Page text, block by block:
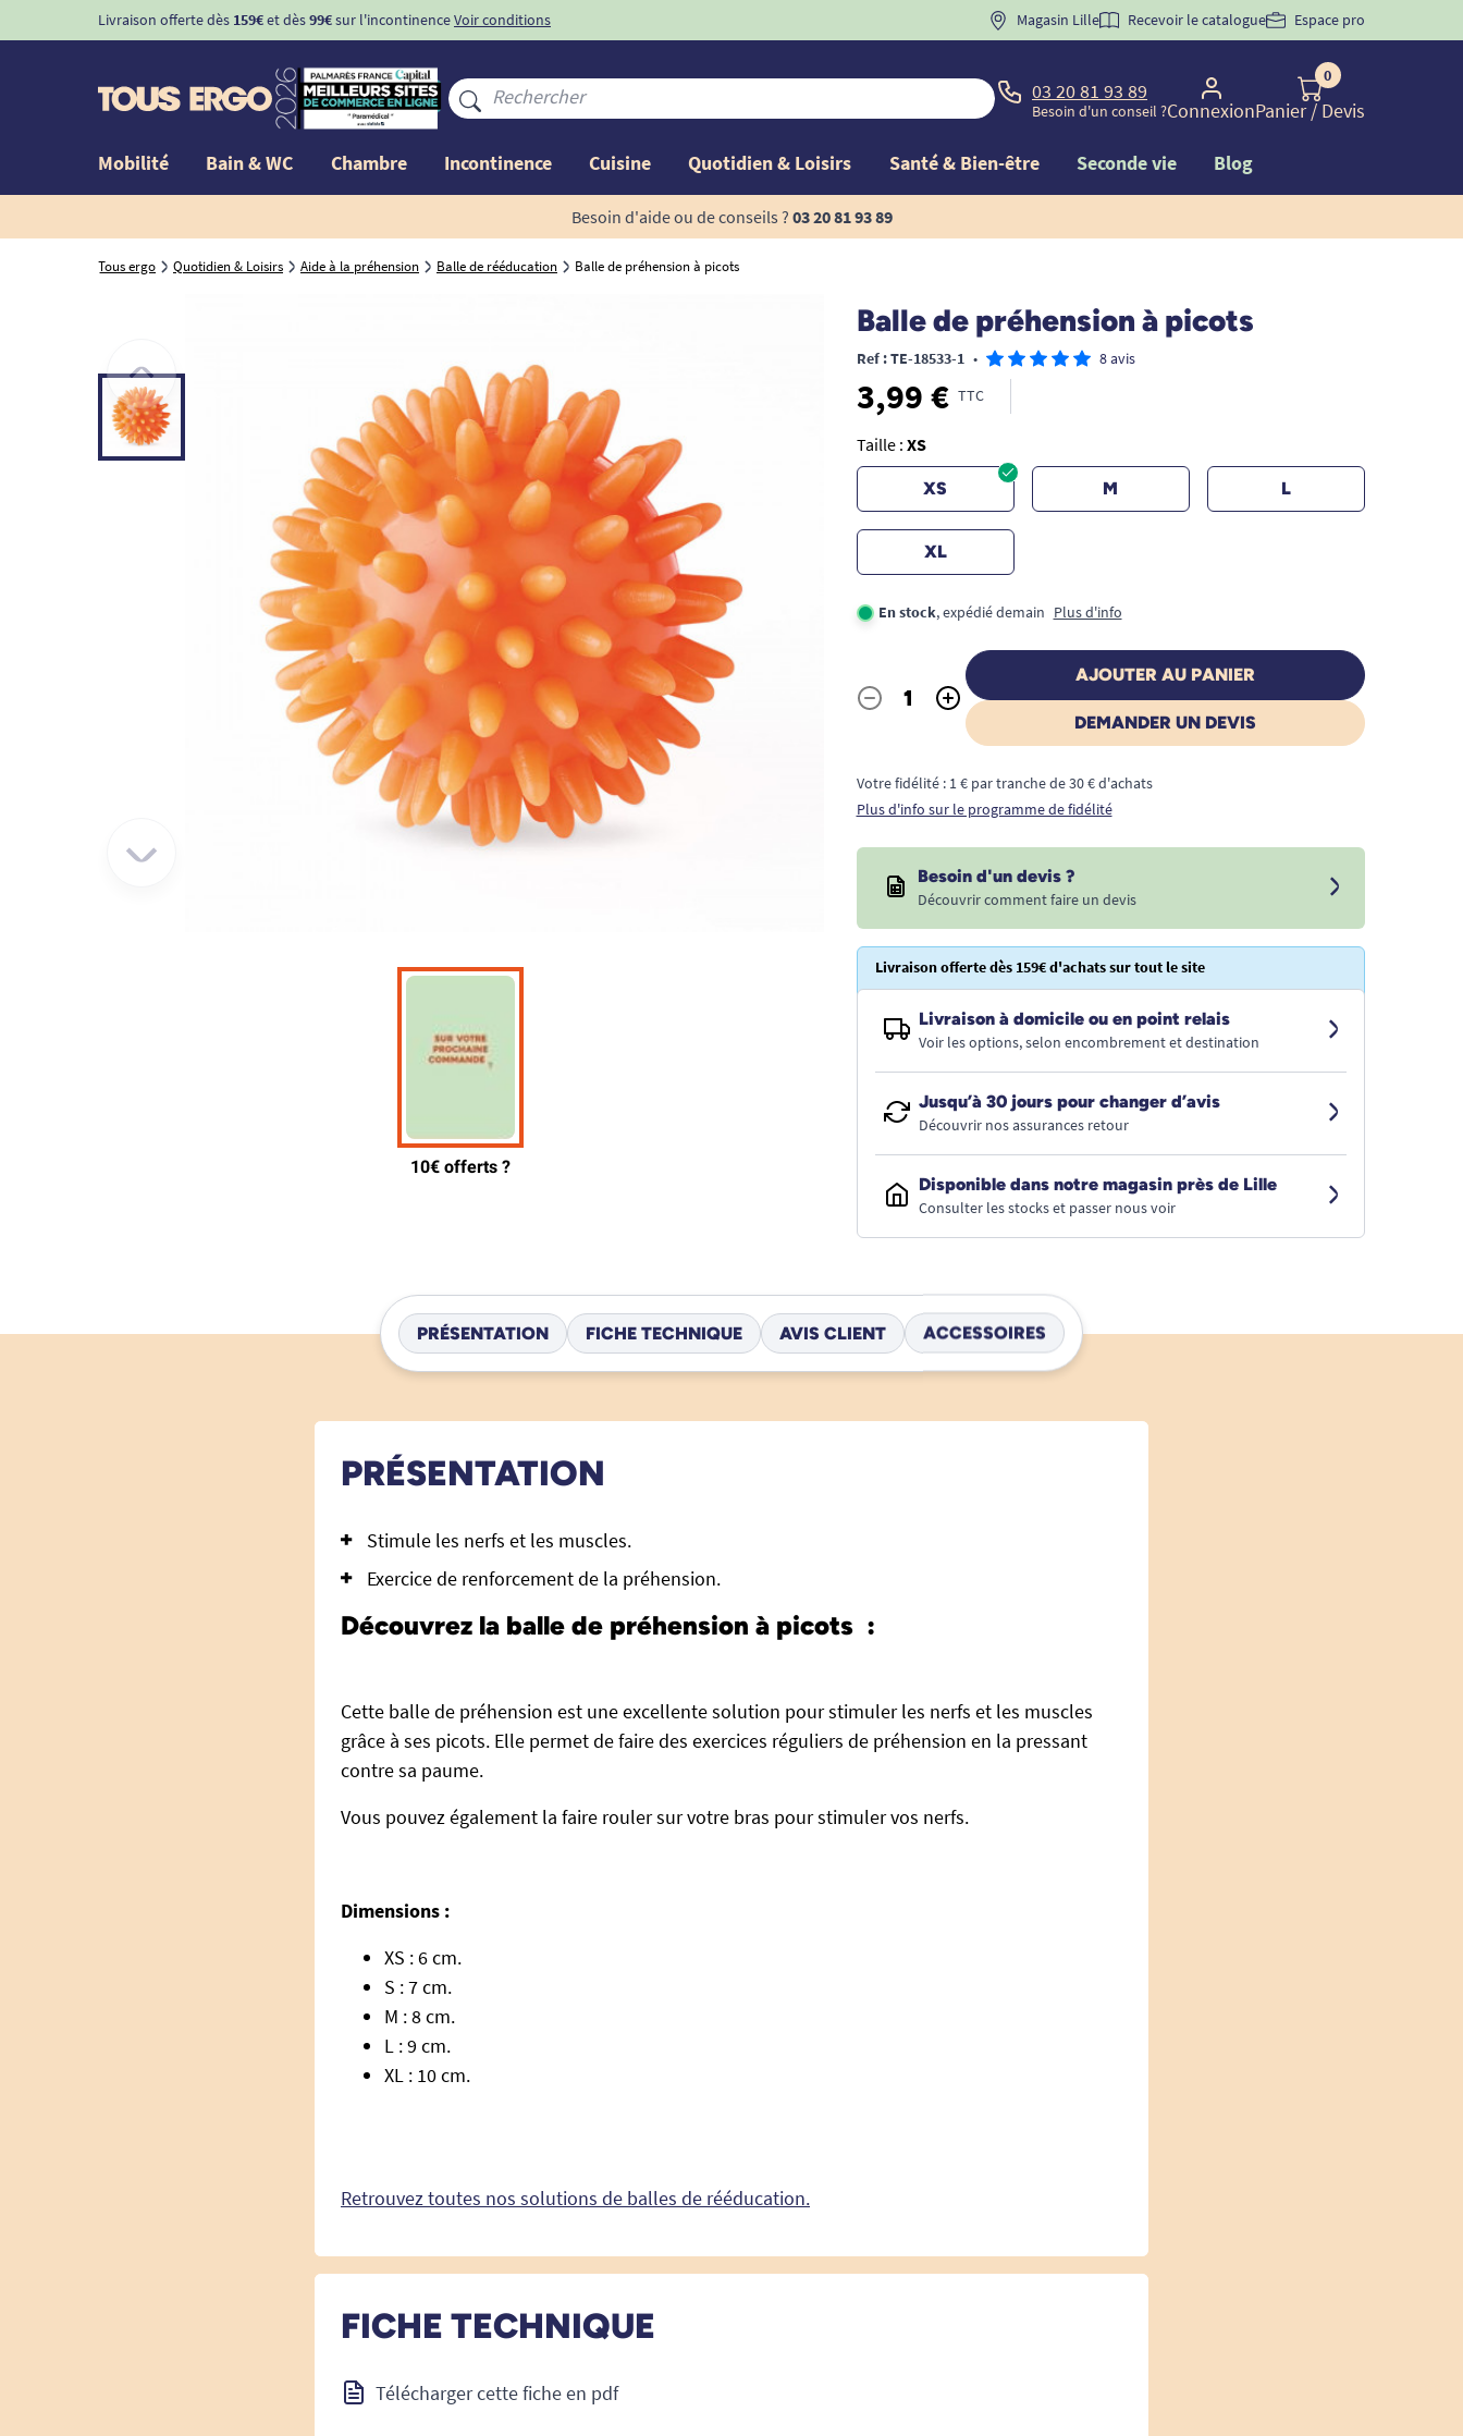
Livraison offerte dès 159€et dès99€sur l'incontinenceVoir conditions BIENVENUE" pourla 1ère commande d'incontinence
Magasin Lille Recevoir le catalogue Espace pro
03 20 81 93 89
Besoin d'un conseil ?Connexion
0
Panier/ Devis
Mobilité Bain & WC Chambre Incontinence Cuisine Quotidien & Loisirs Santé & Bien-être Seconde vie Blog
Besoin d'aide ou de conseils ? 03 20 81 93 89
Tous ergo Quotidien & Loisirs Aide à la préhension Balle de rééducation Balle de préhension à picots
Balle de préhension à picots
Ref : TE-18533-1 • 8 avis
3,99 € TTC
Taille : XS
XS M L
XL
En stock, expédié demain Plus d'info
Quantité
- +
AJOUTER AU PANIER
DEMANDER UN DEVIS
Votre fidélité : 1 € par tranche de 30 € d'achats
Plus d'info sur le programme de fidélité
Besoin d'un devis ?
Découvrir comment faire un devis
Livraison offerte dès 159€ d'achats sur tout le site
Livraison à domicile ou en point relais
Voir les options, selon encombrement et destination
Jusqu’à 30 jours pour changer d’avis
Découvrir nos assurances retour
Disponible dans notre magasin près de Lille
Consulter les stocks et passer nous voir
PRÉSENTATION FICHE TECHNIQUE AVIS CLIENT ACCESSOIRES
PRÉSENTATION
Stimule les nerfs et les muscles.
Exercice de renforcement de la préhension.
Découvrez la balle de préhension à picots :
Cette balle de préhension est une excellente solution pour stimuler les nerfs et les muscles
grâce à ses picots. Elle permet de faire des exercices réguliers de préhension en la pressant
contre sa paume.
Vous pouvez également la faire rouler sur votre bras pour stimuler vos nerfs.
Dimensions :
XS : 6 cm.
S : 7 cm.
M : 8 cm.
L : 9 cm.
XL : 10 cm.
Retrouvez toutes nos solutions de balles de rééducation.
FICHE TECHNIQUE
Télécharger cette fiche en pdf